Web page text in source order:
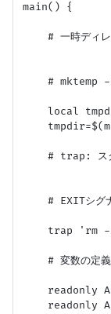
main() {
# 一時ディ
# mktemp -
local
# trap: ス
# EXITシグナ
trap 'rm
# 変数の定
readonly
readonly